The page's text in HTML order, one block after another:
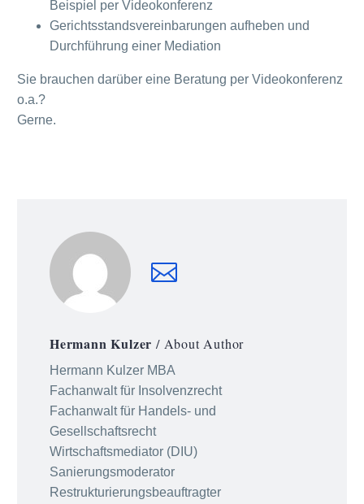
Beispiel per Videokonferenz
Gerichtsstandsvereinbarungen aufheben und
Durchführung einer Mediation
Sie brauchen darüber eine Beratung per Videokonferenz
o.a.?
Gerne.
Hermann Kulzer / About Author
Hermann Kulzer MBA
Fachanwalt für Insolvenzrecht
Fachanwalt für Handels- und
Gesellschaftsrecht
Wirtschaftsmediator (DIU)
Sanierungsmoderator
Restrukturierungsbeauftragter